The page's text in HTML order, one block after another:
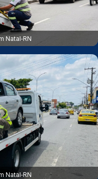
Natal‑RN
Natal‑RN